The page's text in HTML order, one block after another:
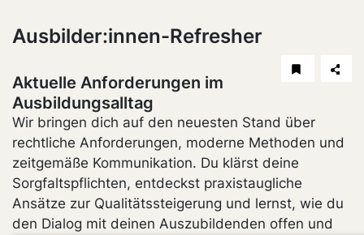
Ausbilder:innen-Refresher
Aktuelle Anforderungen im
Ausbildungsalltag
Wir bringen dich auf den neuesten Stand über
rechtliche Anforderungen, moderne Methoden und
zeitgemäße Kommunikation. Du klärst deine
Sorgfaltspflichten, entdeckst praxistaugliche
Ansätze zur Qualitätssteigerung und lernst, wie du
den Dialog mit deinen Auszubildenden offen und